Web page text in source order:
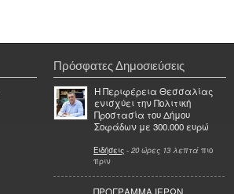
Πρόσφατες Δημοσιεύσεις
Η Περιφέρεια Θεσσαλίας
ενισχύει την Πολιτική
Προστασία του Δήμου
Σοφάδων με 300.000 ευρώ
Ειδήσεις - 20 ώρες 13 λεπτά πιο
πριν
ΠΡΟΓΡΑΜΜΑ ΙΕΡΩΝ